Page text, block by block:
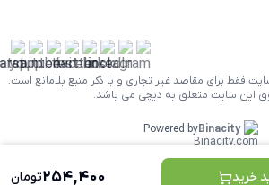
خرید 254,400تومان
فقط برای مقاصد غیر تجاری و با ذکر منبع بلامانع است.
این سایت متعلق به دیچی می باشد.
Powered byBinacity